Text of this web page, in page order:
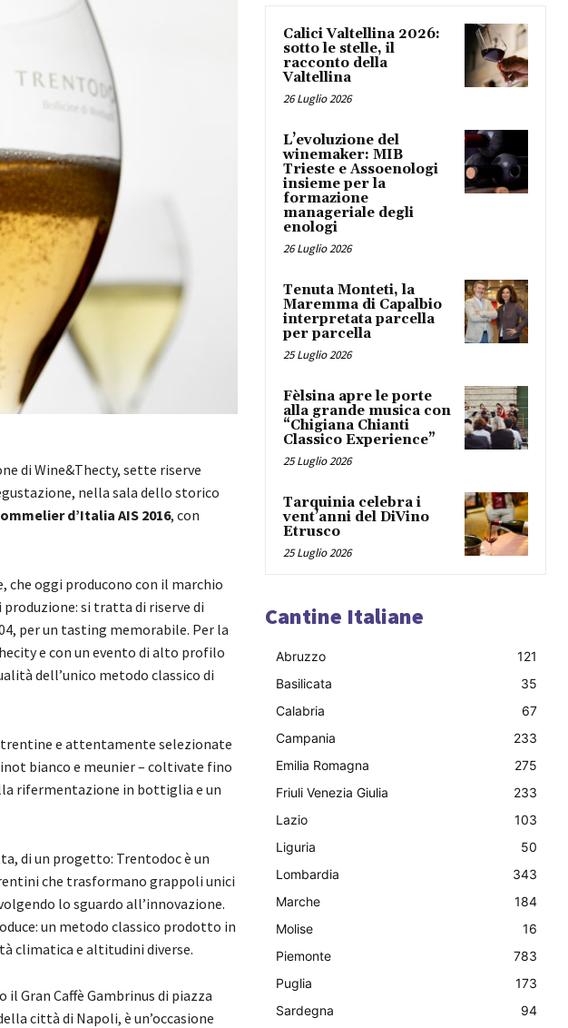
di Wine&Thecty, sette riserve
nella sala dello storico
d’Italia AIS 2016, con
che oggi producono con il marchio
si tratta di riserve di
per un tasting memorabile. Per la
e con un evento di alto profilo
dell’unico metodo classico di
trentine e attentamente selezionate
bianco e meunier – coltivate fino
rifermentazione in bottiglia e un
di un progetto: Trentodoc è un
che trasformano grappoli unici
lo sguardo all’innovazione.
un metodo classico prodotto in
climatica e altitudini diverse.
Gran Caffè Gambrinus di piazza
città di Napoli, è un’occasione
Calici Valtellina 2026:
sotto le stelle, il
racconto della
Valtellina
26 Luglio 2026
L’evoluzione del
winemaker: MIB
Trieste e Assoenologi
insieme per la
formazione
manageriale degli
enologi
26 Luglio 2026
Tenuta Monteti, la
Maremma di Capalbio
interpretata parcella
per parcella
25 Luglio 2026
Fèlsina apre le porte
alla grande musica con
“Chigiana Chianti
Classico Experience”
25 Luglio 2026
Tarquinia celebra i
vent’anni del DiVino
Etrusco
25 Luglio 2026
Cantine Italiane
Abruzzo
121
Basilicata
35
Calabria
67
Campania
233
Emilia Romagna
275
Friuli Venezia Giulia
233
Lazio
103
Liguria
50
Lombardia
343
Marche
184
Molise
16
Piemonte
783
Puglia
173
Sardegna
94